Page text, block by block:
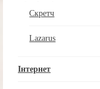
Скретч
Lazarus
Інтернет